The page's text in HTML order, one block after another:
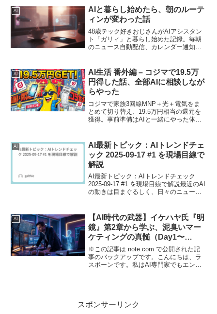
AI
AIと暮らし始めたら、朝のルーテ
ィンが変わった話
48歳テック好きおじさんがAIアシスタン
ト「ガリィ」と暮らし始めた記録。毎朝
のニュース自動配信、カレンダー通知、
AI
AI生活 番外編 – コジマで19.5万
円得した話、全部AIに相談しなが
らやった
コジマで家族3回線MNP＋光＋電気をま
とめて切り替え、19.5万円相当の還元を
獲得。事前準備はAIと一緒にやった体験
AI
AI最新トピック：AIトレンドチェ
ック 2025-09-17 #1 を現場目線で
解説
AI最新トピック：AIトレンドチェック
2025-09-17 #1 を現場目線で解説最近のAI
の動きは目まぐるしく、日々のニュース
2025-09-17 #1」。実際に情...
AI
【AI時代の武器】イケハヤ氏『明
鏡』第2章から学ぶ、泥臭いマー
ケティングの真髄（Day1〜
Day5）
※この記事は note.com で公開された記
事のバックアップです。こんにちは、ラ
スボーンです。私はAI専門家でもエンジ
スポンサーリンク